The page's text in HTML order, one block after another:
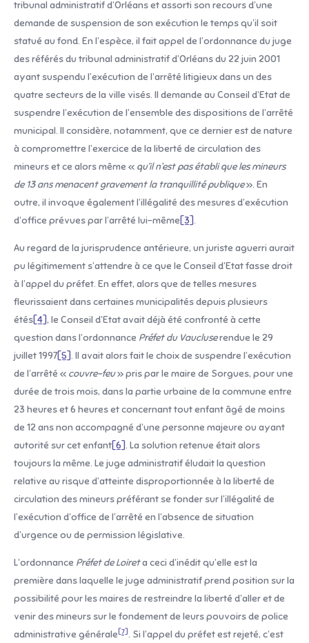
tribunal administratif d’Orléans et assorti son recours d’une
demande de suspension de son exécution le temps qu’il soit
statué au fond. En l’espèce, il fait appel de l’ordonnance du juge
des référés du tribunal administratif d’Orléans du 22 juin 2001
ayant suspendu l’exécution de l’arrêté litigieux dans un des
quatre secteurs de la ville visés. Il demande au Conseil d’Etat de
suspendre l’exécution de l’ensemble des dispositions de l’arrêté
municipal. Il considère, notamment, que ce dernier est de nature
à compromettre l’exercice de la liberté de circulation des
mineurs et ce alors même « qu’il n’est pas établi que les mineurs
de 13 ans menacent gravement la tranquillité publique». En
outre, il invoque également l’illégalité des mesures d’exécution
d’office prévues par l’arrêté lui-même[3].
Au regard de la jurisprudence antérieure, un juriste aguerri aurait
pu légitimement s’attendre à ce que le Conseil d’Etat fasse droit
à l’appel du préfet. En effet, alors que de telles mesures
fleurissaient dans certaines municipalités depuis plusieurs
étés[4], le Conseil d’Etat avait déjà été confronté à cette
question dans l’ordonnance Préfet du Vaucluserendue le 29
juillet 1997[5]. Il avait alors fait le choix de suspendre l’exécution
de l’arrêté « couvre-feu» pris par le maire de Sorgues, pour une
durée de trois mois, dans la partie urbaine de la commune entre
23 heures et 6 heures et concernant tout enfant âgé de moins
de 12 ans non accompagné d’une personne majeure ou ayant
autorité sur cet enfant[6]. La solution retenue était alors
toujours la même. Le juge administratif éludait la question
relative au risque d’atteinte disproportionnée à la liberté de
circulation des mineurs préférant se fonder sur l’illégalité de
l’exécution d’office de l’arrêté en l’absence de situation
d’urgence ou de permission législative.
L’ordonnance Préfet de Loireta ceci d’inédit qu’elle est la
première dans laquelle le juge administratif prend position sur la
possibilité pour les maires de restreindre la liberté d’aller et de
venir des mineurs sur le fondement de leurs pouvoirs de police
administrative générale[7]. Si l’appel du préfet est rejeté, c’est